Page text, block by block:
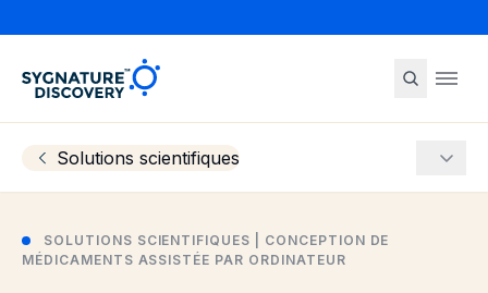
Sygnature
Solutions scientifiques
More
SOLUTIONS SCIENTIFIQUES | CONCEPTION DE
MÉDICAMENTS ASSISTÉE PAR ORDINATEUR